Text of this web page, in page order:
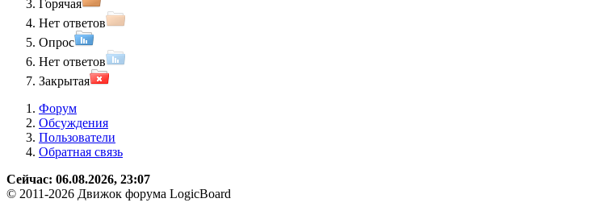
Горячая
Нет ответов
Опрос
Нет ответов
Закрытая
Форум
Обсуждения
Пользователи
Обратная связь
Сейчас: 06.08.2026, 23:07
© 2011-2026 Движок форума LogicBoard